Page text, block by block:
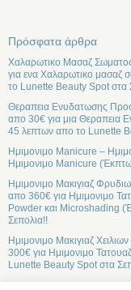
Πρόσφατα άρθρα
Χαλαρωτικο Μασαζ
για ενα Χαλαρωτικο μασαζ
το Lunette Beauty Spot στα
Θεραπεια Ενυδατωσης
απο 30€ για μια Θεραπεια
45 λεπτων απο το Lunette
Ημιμονιμο Manicure –
Ημιμονιμο Manicure
Ημιμονιμο Μακιγιαζ
απο 360€ για Ημιμονιμο
Powder και Microshading
Σεπολια!!
Ημιμονιμο Μακιγιαζ
300€ για Ημιμονιμο
Lunette Beauty Spot στα